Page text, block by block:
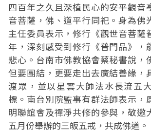
四百年之久且深植民心的安平觀音
音菩薩，佛、道平行同祀。身為佛
主任委員表示，修行《觀世音菩薩
年，深刻感受到修行《普門品》，
悲心。台南市佛教協會蔡秘書說，
但要團結，更要走出去廣結善緣，
渡眾，並以星雲大師法水長流五
標。南台別院監事有群法師表示，
明聯誼會及禪淨共修的參與，敬邀
五月份舉辦的三皈五戒，共成佛道。